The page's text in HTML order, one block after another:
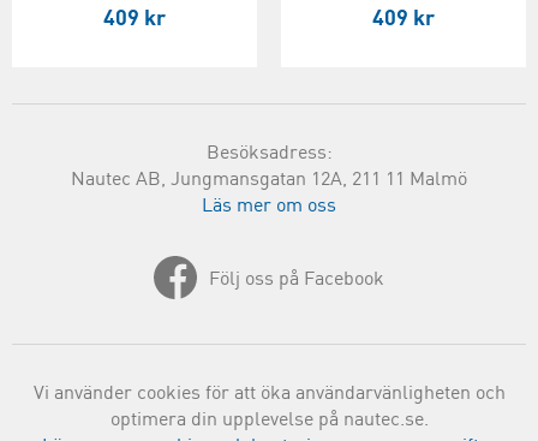
409 kr 409 kr
Besöksadress:
Nautec AB, Jungmansgatan 12A, 211 11 Malmö
Läs mer om oss
Följ oss på Facebook
Vi använder cookies för att öka användarvänligheten och
optimera din upplevelse på nautec.se.